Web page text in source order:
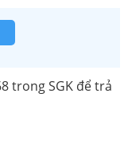
trong SGK để trả